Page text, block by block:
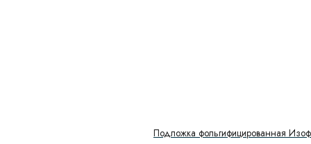
Подложка фольгифицированная